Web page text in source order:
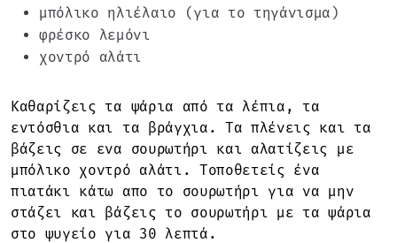
μπόλικο ηλιέλαιο (για το τηγάνισμα)
φρέσκο λεμόνι
χοντρό αλάτι
Καθαρίζεις τα ψάρια από τα λέπια, τα
εντόσθια και τα βράγχια. Τα πλένεις και τα
βάζεις σε ενα σουρωτήρι και αλατίζεις με
μπόλικο χοντρό αλάτι. Τοποθετείς ένα
πιατάκι κάτω απο το σουρωτήρι για να μην
στάζει και βάζεις το σουρωτήρι με τα ψάρια
στο ψυγείο για 30 λεπτά.